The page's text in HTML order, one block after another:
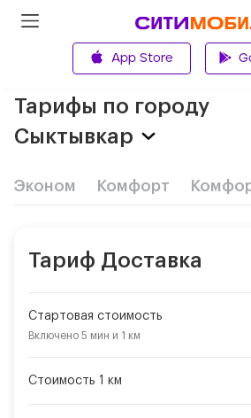
App Store
Тарифы по городу
Сыктывкар
Эконом Комфорт
Тариф Доставка
Стартовая стоимость
Включено 5 мин и 1 км
Стоимость 1 км